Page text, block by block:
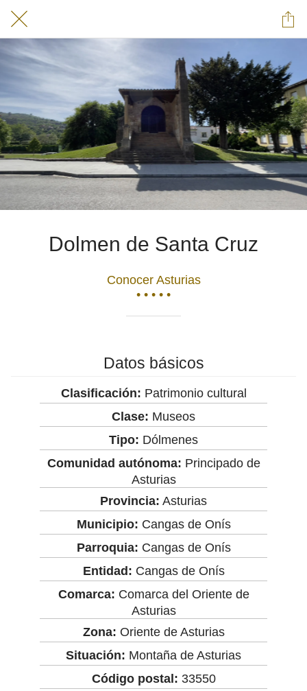
Dolmen de Santa Cruz
Conocer Asturias
• • • • •
Datos básicos
Clasificación: Patrimonio cultural
Clase: Museos
Tipo: Dólmenes
Comunidad autónoma: Principado de
Asturias
Provincia: Asturias
Municipio: Cangas de Onís
Parroquia: Cangas de Onís
Entidad: Cangas de Onís
Comarca: Comarca del Oriente de
Asturias
Zona: Oriente de Asturias
Situación: Montaña de Asturias
Código postal: 33550